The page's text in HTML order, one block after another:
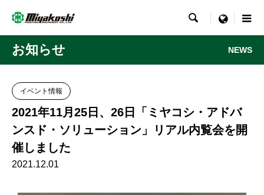
 menu
お知らせ NEWS
イベント情報
2021年11月25日、26日「ミヤコシ・アドバ
ンスド・ソリューション」リアル内覧会を開
催しました
2021.12.01